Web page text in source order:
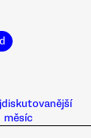
měsíc